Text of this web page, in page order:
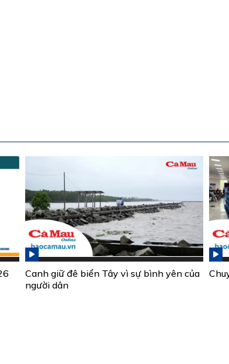
Canh giữ đê biển Tây vì sự bình yên của
người dân